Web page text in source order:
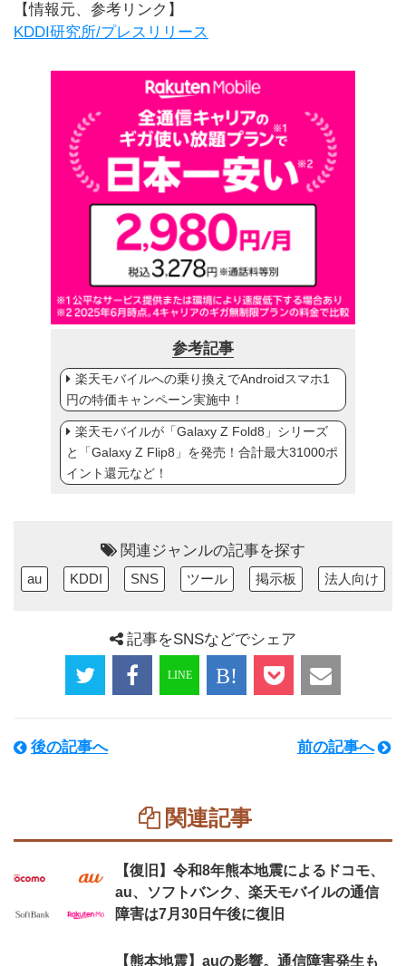
【情報元、参考リンク】
KDDI研究所/プレスリリース
参考記事
楽天モバイルへの乗り換えでAndroidスマホ1
円の特価キャンペーン実施中！
楽天モバイルが「Galaxy Z Fold8」シリーズ
と「Galaxy Z Flip8」を発売！合計最大31000ポ
イント還元など！
関連ジャンルの記事を探す
au KDDI SNS ツール 掲示板 法人向け
記事をSNSなどでシェア
後の記事へ 前の記事へ
関連記事
【復旧】令和8年熊本地震によるドコモ、
au、ソフトバンク、楽天モバイルの通信
障害は7月30日午後に復旧
【熊本地震】auの影響。通信障害発生も